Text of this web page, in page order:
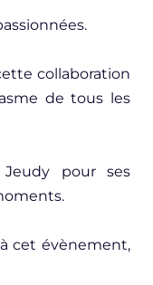
collaboration
de tous les
pour ses
cet évènement,